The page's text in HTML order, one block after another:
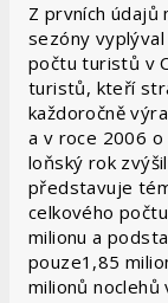
Z prvních údajů
sezóny
počtu turistů v
turistů, kteří
každoročně
a v roce 2006 o
loňský rok
představuje
celkového
milionu a
pouze1,85
milionů